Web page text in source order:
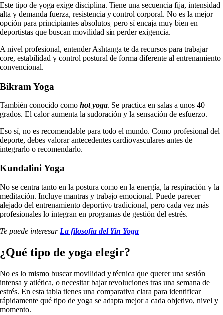
Este tipo de yoga exige disciplina. Tiene una secuencia fija, intensidad
alta y demanda fuerza, resistencia y control corporal. No es la mejor
opción para principiantes absolutos, pero sí encaja muy bien en
deportistas que buscan movilidad sin perder exigencia.
A nivel profesional, entender Ashtanga te da recursos para trabajar
core, estabilidad y control postural de forma diferente al entrenamiento
convencional.
Bikram Yoga
También conocido como hot yoga. Se practica en salas a unos 40
grados. El calor aumenta la sudoración y la sensación de esfuerzo.
Eso sí, no es recomendable para todo el mundo. Como profesional del
deporte, debes valorar antecedentes cardiovasculares antes de
integrarlo o recomendarlo.
Kundalini Yoga
No se centra tanto en la postura como en la energía, la respiración y la
meditación. Incluye mantras y trabajo emocional. Puede parecer
alejado del entrenamiento deportivo tradicional, pero cada vez más
profesionales lo integran en programas de gestión del estrés.
Te puede interesar La filosofía del Yin Yoga
¿Qué tipo de yoga elegir?
No es lo mismo buscar movilidad y técnica que querer una sesión
intensa y atlética, o necesitar bajar revoluciones tras una semana de
estrés. En esta tabla tienes una comparativa clara para identificar
rápidamente qué tipo de yoga se adapta mejor a cada objetivo, nivel y
momento.